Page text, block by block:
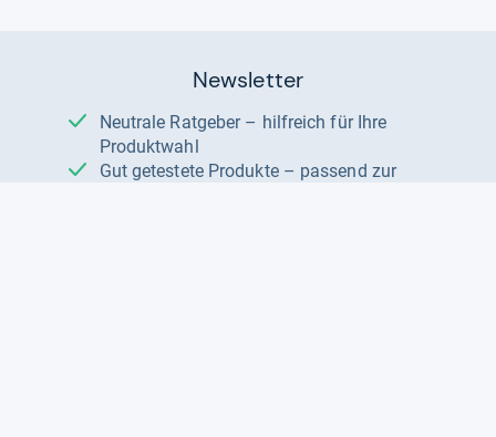
Newsletter
Neutrale Ratgeber – hilfreich für Ihre
Produktwahl
Gut getestete Produkte – passend zur